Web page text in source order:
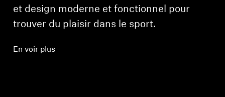
et design moderne et fonctionnel pour
trouver du plaisir dans le sport.
En voir plus